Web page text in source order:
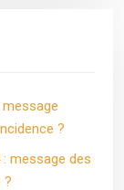
?
message des
?